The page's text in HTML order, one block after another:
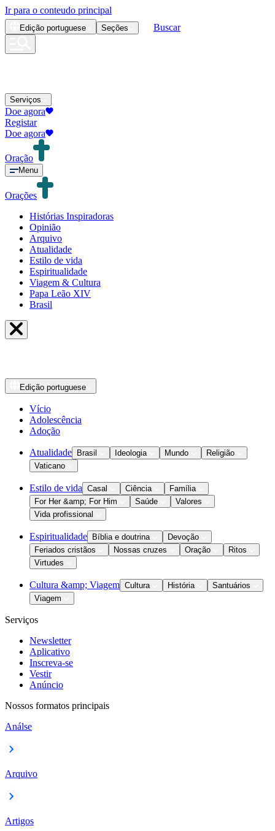
Ir para o conteudo principal
Edição portuguese Seções Buscar
Serviços
Doe agora
Registar
Doe agora
Oração
Menu
Orações
Histórias Inspiradoras
Opinião
Arquivo
Atualidade
Estilo de vida
Espiritualidade
Viagem & Cultura
Papa Leão XIV
Brasil
Edição portuguese
Vício
Adolescência
Adoção
Atualidade Brasil Ideologia Mundo
Religião
Vaticano
Estilo de vida Casal Ciência
Família
For Her &amp; For Him
Saúde
Valores
Vida profissional
Espiritualidade Bíblia e doutrina
Devoção
Feriados cristãos
Nossas cruzes Oração
Ritos
Virtudes
Cultura &amp; Viagem Cultura História
Santuários
Viagem
Serviços
Newsletter
Aplicativo
Inscreva-se
Vestir
Anúncio
Nossos formatos principais
Análse
Arquivo
Artigos